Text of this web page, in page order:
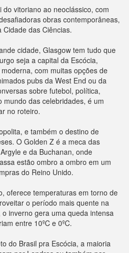
vitoriano ao neoclássico, com
obras contemporâneas,
das Ciências.
cidade, Glasgow tem tudo que
seja a capital da Escócia,
com muitas opções de
pubs da West End ou da
sobre futebol, política,
das celebridades, é um
no roteiro.
e também o destino de
O Golden Z é a meca das
e da Buchanan, onde
estão ombro a ombro em um
do Reino Unido.
oferece temperaturas em torno de
o período mais quente na
inverno gera uma queda intensa
entre 10ºC e 0ºC.
do Brasil pra Escócia, a maioria